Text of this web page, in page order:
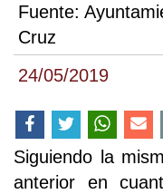
24/05/2019
Fuente:
Cruz
Siguiendo la
anterior en